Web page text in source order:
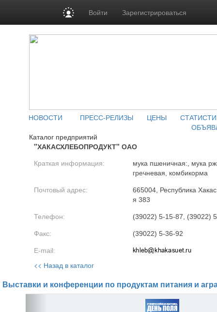
Войти Зарегистрироваться
НОВОСТИ ПРЕСС-РЕЛИЗЫ ЦЕНЫ
Каталог предприятий
"ХАКАСХЛЕБОПРОДУКТ" ОАО
Краткая информация:
мука пшеничная:, мука
гречневая, комбикорма
Почтовый адрес:
665004, Республика
я 383
Телефон: (39022) 5-15-87, (39022)
Факс: (39022) 5-36-92
E-mail:
<< Назад в каталог
Выставки и конференции по продуктам питания и